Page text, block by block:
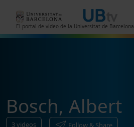
El portal de vídeo de la Universitat de Barcelona
Bosch, Albert
3videos Follow & Share